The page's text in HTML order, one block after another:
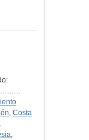
,Costa
,
,